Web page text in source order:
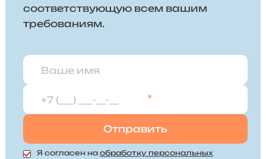
соответствующую всем вашим
требованиям.
*
Я согласен на обработку персональных